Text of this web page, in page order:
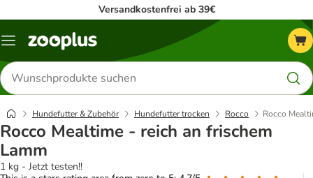
Versandkostenfrei ab 39€
Menü
Produkte
suchen
Hundefutter & Zubehör Hundefutter trocken Rocco Rocco
Rocco Mealtime - reich an frischem
Lamm
1 kg - Jetzt testen!!